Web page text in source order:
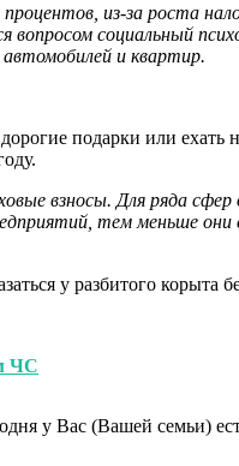
из-за роста
социальный
и квартир.
подарки или
взносы. Для ряда
тем меньше они
у разбитого
ЧС
у Вас (Вашей семьи)